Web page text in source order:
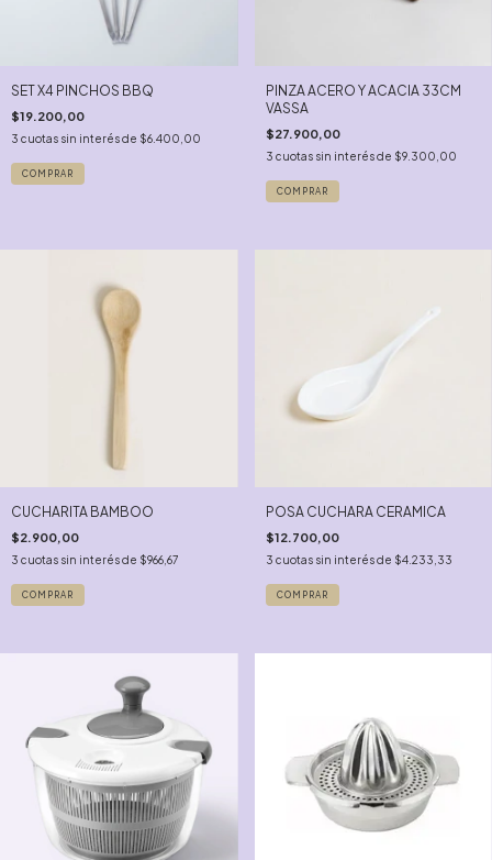
SET X4 PINCHOS BBQ
$19.200,00
3 cuotas sin interés de $6.400,00
PINZA ACERO Y ACACIA 33CM
VASSA
$27.900,00
3 cuotas sin interés de $9.300,00
CUCHARITA BAMBOO
$2.900,00
3 cuotas sin interés de $966,67
POSA CUCHARA CERAMICA
$12.700,00
3 cuotas sin interés de $4.233,33